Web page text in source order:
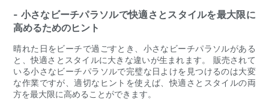
- 小さなビーチパラソルで快適さとスタイルを最大限に
高めるためのヒント
晴れた日をビーチで過ごすとき、小さなビーチパラソルがある
と、快適さとスタイルに大きな違いが生まれます。 販売されて
いる小さなビーチパラソルで完璧な日よけを見つけるのは大変
な作業ですが、適切なヒントを使えば、快適さとスタイルの両
方を最大限に高めることができます。